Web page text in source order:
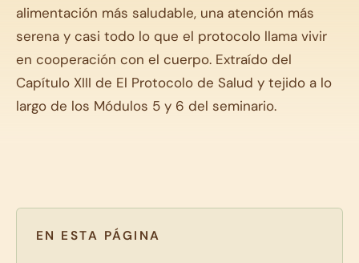
alimentación más saludable, una atención más
serena y casi todo lo que el protocolo llama vivir
en cooperación con el cuerpo. Extraído del
Capítulo XIII de El Protocolo de Salud y tejido a lo
largo de los Módulos 5 y 6 del seminario.
EN ESTA PÁGINA